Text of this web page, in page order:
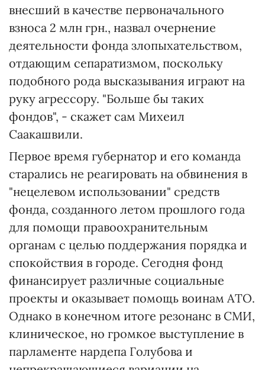
внесший в качестве первоначального
взноса 2 млн грн., назвал очернение
деятельности фонда злопыхательством,
отдающим сепаратизмом, поскольку
подобного рода высказывания играют на
руку агрессору. "Больше бы таких
фондов", - скажет сам Михеил
Саакашвили.
Первое время губернатор и его команда
старались не реагировать на обвинения в
"нецелевом использовании" средств
фонда, созданного летом прошлого года
для помощи правоохранительным
органам с целью поддержания порядка и
спокойствия в городе. Сегодня фонд
финансирует различные социальные
проекты и оказывает помощь воинам АТО.
Однако в конечном итоге резонанс в СМИ,
клиническое, но громкое выступление в
парламенте нардепа Голубова и